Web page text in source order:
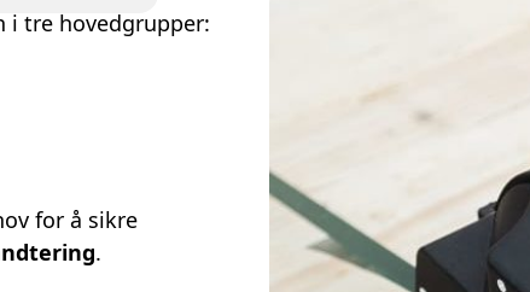
i tre hovedgrupper:
for å sikre
.